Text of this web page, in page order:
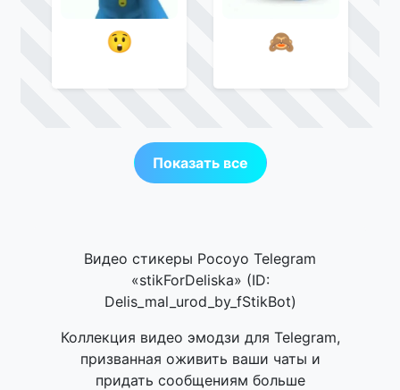
😲 🙈
Показать все
Видео стикеры Pocoyo Telegram
«stikForDeliska» (ID:
Delis_mal_urod_by_fStikBot)
Коллекция видео эмодзи для Telegram,
призванная оживить ваши чаты и
придать сообщениям больше